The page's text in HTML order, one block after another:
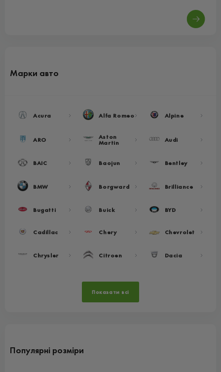
Марки авто
Acura Alfa Romeo Alpine
ARO Aston
Martin Audi
BAIC Baojun Bentley
BMW Borgward Brilliance
Bugatti Buick BYD
Cadillac Chery Chevrolet
Chrysler Citroen Dacia
Показати всі
Популярні розміри